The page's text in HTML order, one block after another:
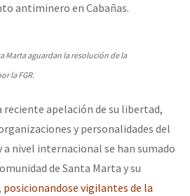
antiminero en Cabañas.
Marta aguardan la resolución de la
la FGR.
reciente apelación de su libertad,
y personalidades del
nivel internacional se han sumado
de Santa Marta y su
posicionandose vigilantes de la